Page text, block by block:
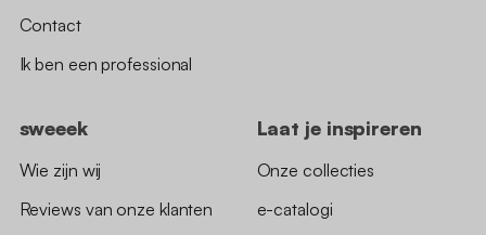
Contact
Ik ben een professional
sweeek
Wie zijn wij
Reviews van onze klanten
Laat je inspireren
Onze collecties
e-catalogi